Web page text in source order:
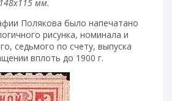
мм.
Полякова было напечатано
рисунка, номинала и
седьмого по счету, выпуска
вплоть до 1900 г.